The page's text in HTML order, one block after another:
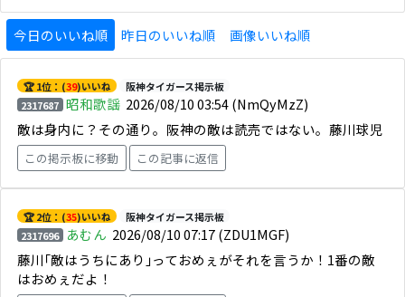
今日のいいね順 昨日のいいね順 画像いいね順
🏆 1位：(39)いいね
阪神タイガース掲示板
2317687 昭和歌謡 2026/08/10 03:54(NmQyMzZ)
敵は身内に？その通り。阪神の敵は読売ではない。藤川球児
この掲示板に移動 この記事に返信
🏆 2位：(35)いいね
阪神タイガース掲示板
2317696 あむん 2026/08/10 07:17(ZDU1MGF)
藤川｢敵はうちにあり｣っておめぇがそれを言うか！1番の敵
はおめぇだよ！